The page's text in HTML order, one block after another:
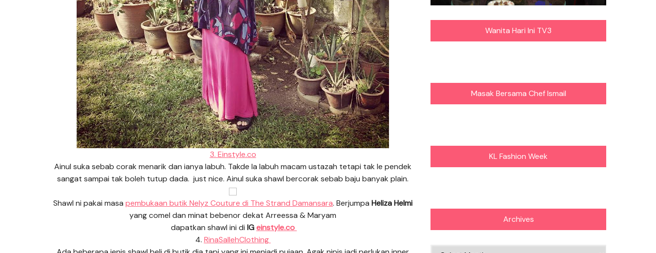
3. Einstyle.co
Ainul suka sebab corak menarik dan ianya labuh. Takde la labuh macam ustazah tetapi tak le pendek
sangat sampai tak boleh tutup dada. just nice. Ainul suka shawl bercorak sebab baju banyak plain.
Shawl ni pakai masa pembukaan butik Nelyz Couture di The Strand Damansara. Berjumpa Heliza Helmi
yang comel dan minat bebenor dekat Arreessa & Maryam
dapatkan shawl ini di IGeinstyle.co
4. RinaSallehClothing
Wanita Hari Ini TV3
Masak Bersama Chef Ismail
KL Fashion Week
Archives
Archives